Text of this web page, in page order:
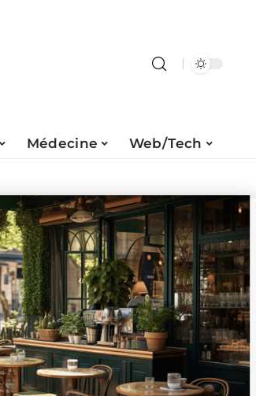
Médecine Web/Tech